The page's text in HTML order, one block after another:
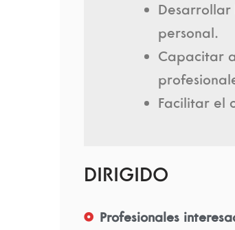
personal.
Capacitar
Facilitar el
DIRIGIDO
Profesionales